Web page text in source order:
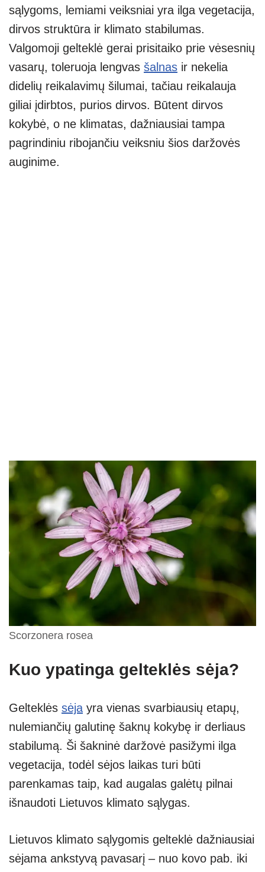
sąlygoms, lemiami veiksniai yra ilga vegetacija,
dirvos struktūra ir klimato stabilumas.
Valgomoji gelteklė gerai prisitaiko prie vėsesnių
vasarų, toleruoja lengvas šalnas ir nekelia
didelių reikalavimų šilumai, tačiau reikalauja
giliai įdirbtos, purios dirvos. Būtent dirvos
kokybė, o ne klimatas, dažniausiai tampa
pagrindiniu ribojančiu veiksniu šios daržovės
auginime.
Scorzonera rosea
Kuo ypatinga gelteklės sėja?
Gelteklės sėja yra vienas svarbiausių etapų,
nulemiančių galutinę šaknų kokybę ir derliaus
stabilumą. Ši šakninė daržovė pasižymi ilga
vegetacija, todėl sėjos laikas turi būti
parenkamas taip, kad augalas galėtų pilnai
išnaudoti Lietuvos klimato sąlygas.
Lietuvos klimato sąlygomis gelteklė dažniausiai
sėjama ankstyvą pavasarį – nuo kovo pab. iki